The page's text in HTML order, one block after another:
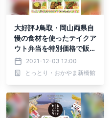
大好評♪鳥取・岡山両県自
慢の食材を使ったテイクア
ウト弁当を特別価格で販売
中！2021-12-03 12:00
とっとり・おかやま新橋館